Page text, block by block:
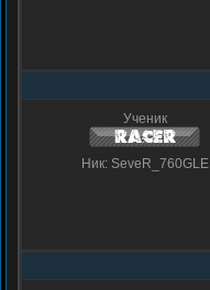
Ученик
Ник: SeveR_760GLE